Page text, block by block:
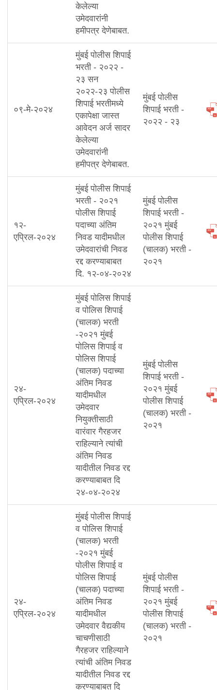
केलेल्या
उमेदवारांनी
हमीपत्र देणेबाबत.
०९-मे-२०२४
मुंबई पोलीस शिपाई
भरती - २०२२ -
२३ सन
२०२२-२३ पोलीस
शिपाई भरतीमध्ये
एकापेक्षा जास्त
आवेदन अर्ज सादर
केलेल्या
उमेदवारांनी
हमीपत्र देणेबाबत.
मुंबई पोलीस
शिपाई भरती -
२०२२ - २३
१२-
एप्रिल-२०२४
मुंबई पोलीस शिपाई
भरती - २०२१
पोलीस शिपाई
पदाच्या अंतिम
निवड यादीमधील
उमेदवारांची निवड
रद्द करण्याबाबत
दि. १२-०४-२०२४
मुंबई पोलीस
शिपाई भरती -
२०२१ मुंबई
पोलीस शिपाई
(चालक) भरती -
२०२१
२४-
एप्रिल-२०२४
मुंबई पोलिस शिपाई
व पोलिस शिपाई
(चालक) भरती
-२०२१ मुंबई
पोलिस शिपाई व
पोलिस शिपाई
(चालक) पदाच्या
अंतिम निवड
यादीमधील
उमेदवार
नियुक्तीसाठी
वारंवार गैरहजर
राहिल्याने त्यांची
अंतिम निवड
यादीतील निवड रद्द
करण्याबाबत दि
२४-०४-२०२४
मुंबई पोलीस
शिपाई भरती -
२०२१ मुंबई
पोलीस शिपाई
(चालक) भरती -
२०२१
२४-
एप्रिल-२०२४
मुंबई पोलीस शिपाई
व पोलिस शिपाई
(चालक) भरती
-२०२१ मुंबई
पोलीस शिपाई व
पोलिस शिपाई
(चालक) पदाच्या
अंतिम निवड
यादीमधील
उमेदवार वैद्यकीय
चाचणीसाठी
गैरहजर राहिल्याने
त्यांची अंतिम निवड
यादीतील निवड रद्द
करण्याबाबत दि
मुंबई पोलीस
शिपाई भरती -
२०२१ मुंबई
पोलीस शिपाई
(चालक) भरती -
२०२१